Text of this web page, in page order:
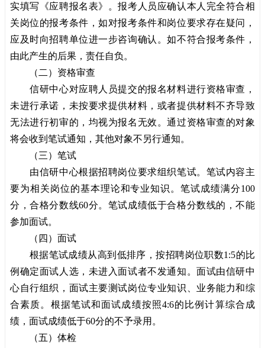
实填写《应聘报名表》。报考人员应确认本人完全符合相
关岗位的报考条件，如对报考条件和岗位要求存在疑问，
应及时向招聘单位进一步咨询确认。如不符合报考条件，
由此产生的后果，责任自负。
（二）资格审查
信研中心对应聘人员提交的报名材料进行资格审查，
未进行承诺，未按要求提供材料，或者提供材料不齐导致
无法进行初审的，均视为报名无效。通过资格审查的对象
将会收到笔试通知，其他对象不另行通知。
（三）笔试
由信研中心根据招聘岗位要求组织笔试。笔试内容主
要为相关岗位的基本理论和专业知识。笔试成绩满分100
分，合格分数线60分。笔试成绩低于合格分数线的，不能
参加面试。
（四）面试
根据笔试成绩从高到低排序，按招聘岗位职数1:5的比
例确定面试人选，未进入面试者不发通知。面试由信研中
心自行组织，面试主要测试岗位专业知识、业务能力和综
合素质。根据笔试和面试成绩按照4:6的比例计算综合成
绩，面试成绩低于60分的不予录用。
（五）体检